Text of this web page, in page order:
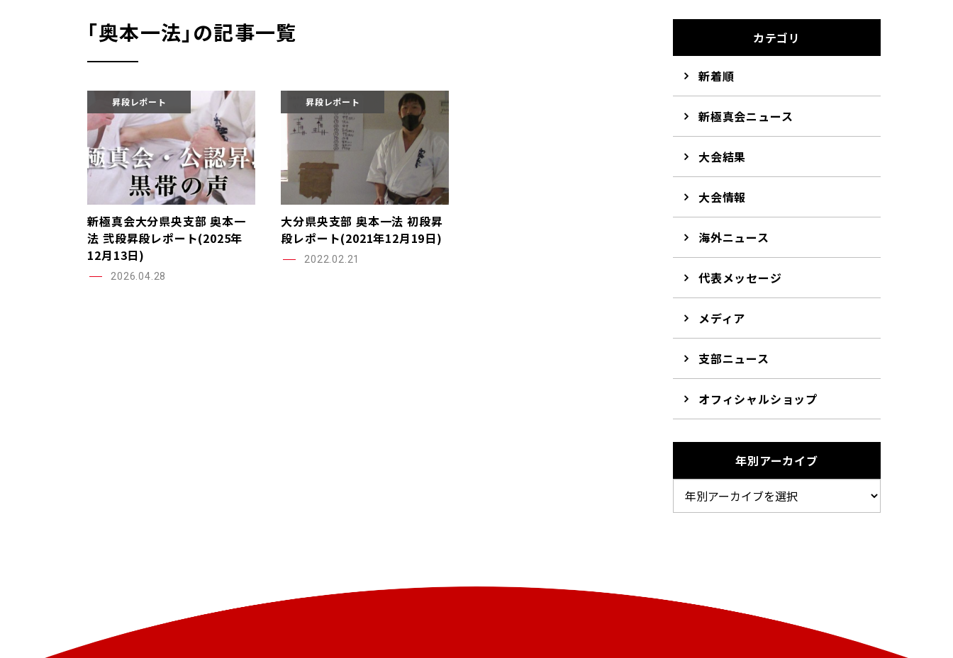
｢奥本一法｣の記事一覧
昇段レポート
新極真会大分県央支部 奥本一
法 弐段昇段レポート(2025年
12月13日)
2026.04.28
昇段レポート
大分県央支部 奥本一法 初段昇
段レポート(2021年12月19日)
2022.02.21
カテゴリ
新着順
新極真会ニュース
大会結果
大会情報
海外ニュース
代表メッセージ
メディア
支部ニュース
オフィシャルショップ
年別アーカイブ